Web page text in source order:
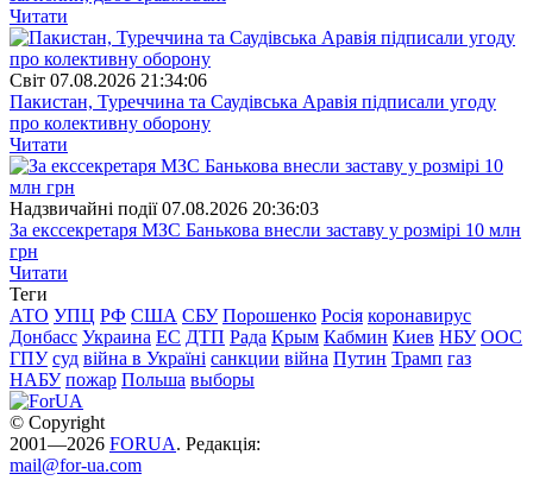
Читати
Свiт 07.08.2026 21:34:06
Пакистан, Туреччина та Саудівська Аравія підписали угоду
про колективну оборону
Читати
Надзвичайні події 07.08.2026 20:36:03
За екссекретаря МЗС Банькова внесли заставу у розмірі 10 млн
грн
Читати
Теги
АТО УПЦ РФ США СБУ Порошенко Росія коронавирус
Донбасс Украина ЕС ДТП Рада Крым Кабмин Киев НБУ ООС
ГПУ суд війна в Україні санкции війна Путин Трамп газ
НАБУ пожар Польша выборы
© Copyright
2001—2026 FORUA. Редакція:
mail@for-ua.com